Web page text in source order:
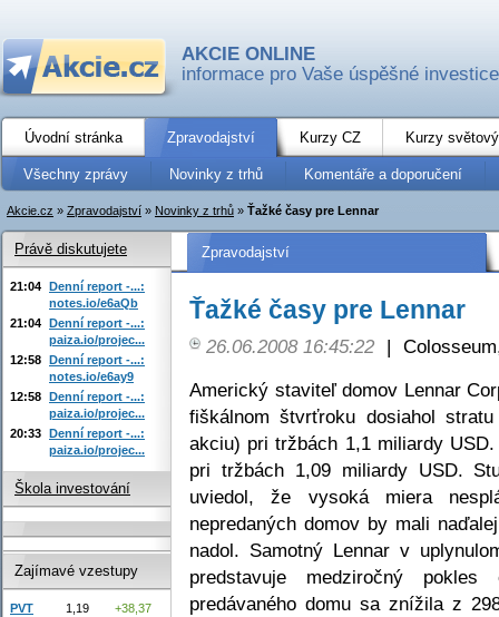
AKCIE ONLINE
informace pro Vaše úspěšné investice
Úvodní stránka Zpravodajství Kurzy CZ Kurzy
Všechny zprávy Novinky z trhů Komentáře a doporučení
Akcie.cz » Zpravodajství » Novinky z trhů » Ťažké časy pre Lennar
Zpravodajství
Ťažké časy pre Lennar
26.06.2008 16:45:22 |
Americký staviteľ domov Lennar
fiškálnom štvrťroku dosiahol
akciu) pri tržbách 1,1 miliardy
pri tržbách 1,09 miliardy USD.
uviedol, že vysoká miera
nepredaných domov by mali
nadol. Samotný Lennar v
predstavuje medziročný
predávaného domu sa znížila z
Právě diskutujete
21:04 Denní report -...:
notes.io/e6aQb
21:04 Denní report -...:
paiza.io/projec...
12:58 Denní report -...:
notes.io/e6ay9
12:58 Denní report -...:
paiza.io/projec...
20:33 Denní report -...:
paiza.io/projec...
Škola investování
Zajímavé vzestupy
PVT 1,19
+38,37